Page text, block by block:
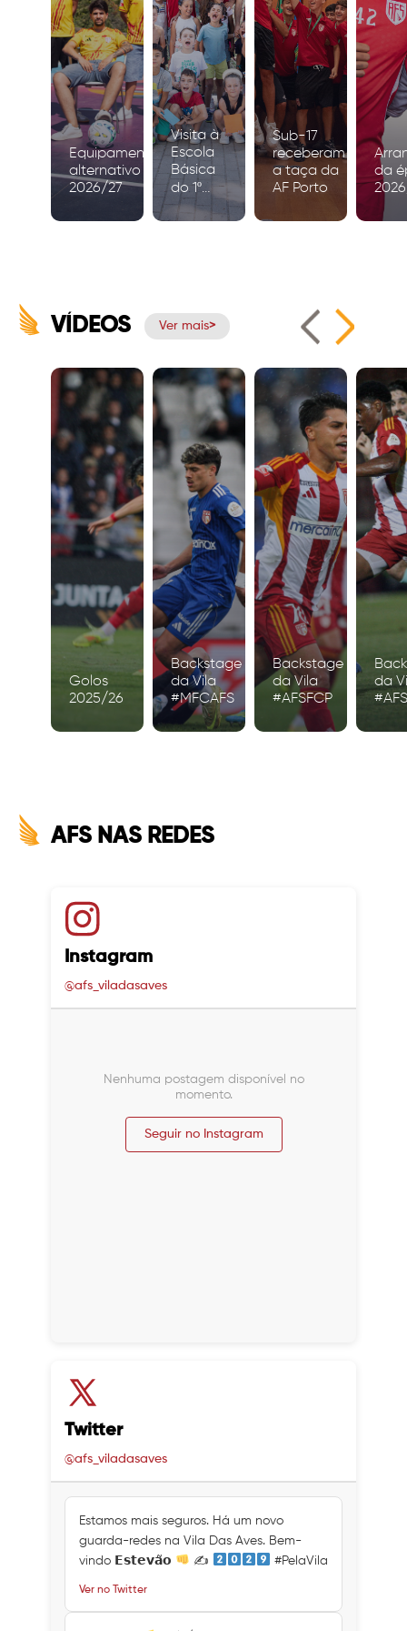
Equipamento
alternativo
2026/27
Visita à
Escola
Básica
do 1º
Ciclo de
Igreja
Sub-17
receberam
a taça da
AF Porto
da
VÍDEOS Ver mais
Golos
2025/26
Backstage
da Vila
#MFCAFS
Backstage
da Vila
#AFSFCP
da
AFS NAS REDES
Instagram
@afs_viladasaves
Nenhuma postagem disponível no
momento.
Seguir no Instagram
Twitter
@afs_viladasaves
Estamos mais seguros. Há um novo
guarda-redes na Vila Das Aves. Bem-
vindo 𝗘𝘀𝘁𝗲𝘃𝗮̃𝗼
✍ #PelaVila
Ver no Twitter